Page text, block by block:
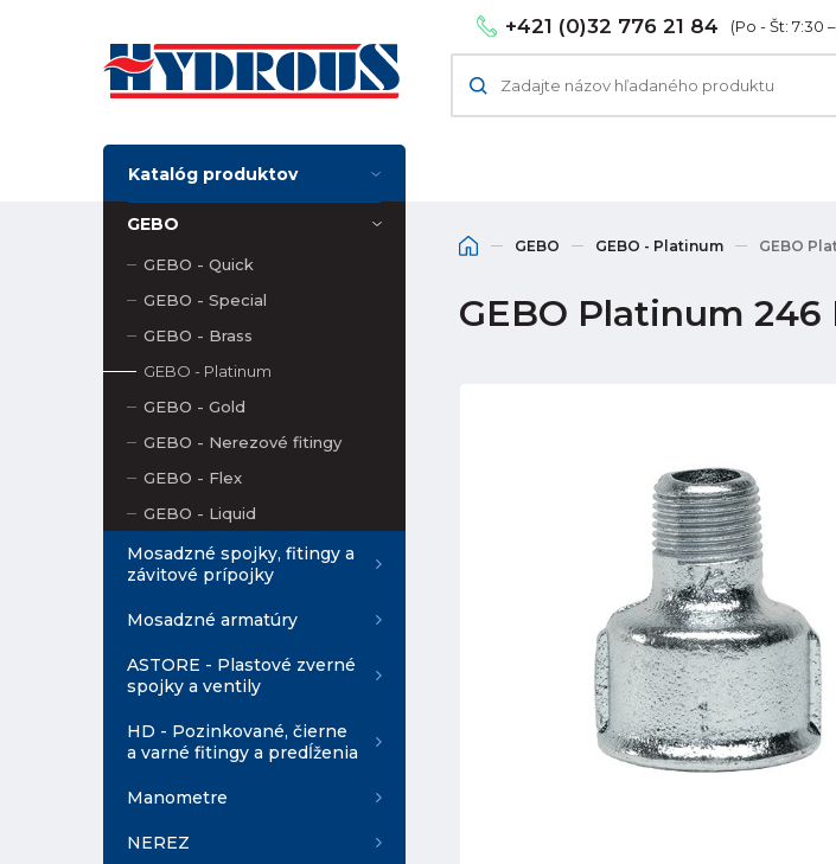
+421 (0)32 776 21 84 (Po - Št: 7:30
Katalóg produktov
GEBO
GEBO - Quick
GEBO - Special
GEBO - Brass
GEBO - Platinum
GEBO - Gold
GEBO - Nerezové fitingy
GEBO - Flex
GEBO - Liquid
Mosadzné spojky, fitingy a
závitové prípojky
Mosadzné armatúry
ASTORE - Plastové zverné
spojky a ventily
HD - Pozinkované, čierne
a varné fitingy a predĺženia
Manometre
NEREZ
GEBO GEBO - Platinum GEBO
GEBO Platinum 246